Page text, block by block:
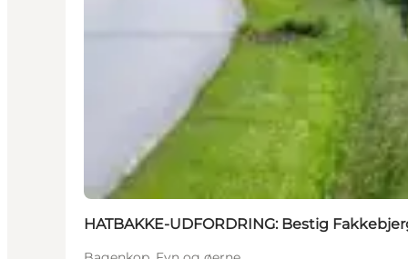
HATBAKKE-UDFORDRING: Bestig